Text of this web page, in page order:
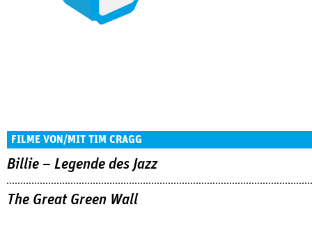
FILME VON/MIT TIM CRAGG
Billie – Legende des Jazz
The Great Green Wall